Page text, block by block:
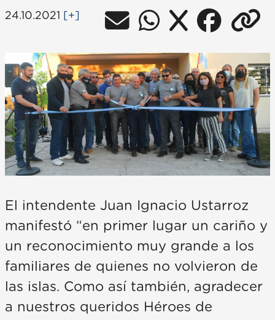
24.10.2021 [+]
El intendente Juan Ignacio Ustarroz
manifestó “en primer lugar un cariño y
un reconocimiento muy grande a los
familiares de quienes no volvieron de
las islas. Como así también, agradecer
a nuestros queridos Héroes de